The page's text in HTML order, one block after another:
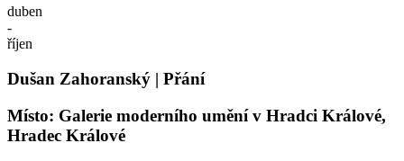
duben
-
říjen
Dušan Zahoranský | Přání
Místo: Galerie moderního umění v Hradci Králové,
Hradec Králové